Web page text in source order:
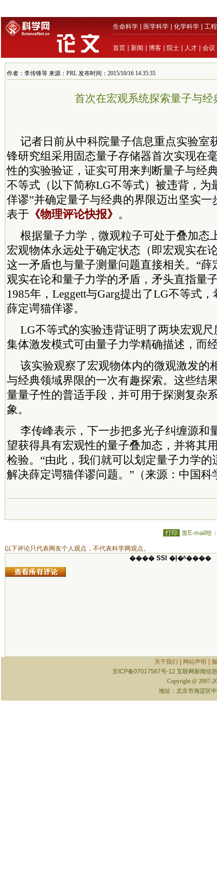
生命科学 医学科学 化学科学 工
首页 新闻 博客 院士 人才 会议
作者：李传锋等 来源：PRL 发布时间：2015/10/16 14:35:35
首次在宏观系统探索量子与经
记者日前从中科院量子信息重点实验室
锋研究组采用固态量子存储器首次实现在
性的实验验证，证实可用来判断量子与经
不等式（以下简称LG不等式）被违背，为
佯谬”并确定量子与经典的界限迈出坚实
表于 《物理评论快报》 。
根据量子力学，微观粒子可处于叠加态
宏观物体永远处于确定状态（即宏观实在
这一矛盾也与量子测量问题直接相关。“薛
观实在论和量子力学的矛盾，矛头直指量
1985年，Leggett与Garg提出了LG不等式
薛定谔猫佯谬。
LG不等式的实验违背证明了两块宏观
集体激发模式可由量子力学精确描述，而
该实验观察了宏观物体内的微观激发的
与经典领域界限的一次有趣探索。这些结
量量子性的普适手段，并可用于探测复杂
象。
李传峰表示，下一步把多光子纠缠源和
望获得具有宏观性的量子叠加态，并将其
检验。“由此，我们就可以划定量子力学
解决薛定谔猫佯谬问题。”（来源：中国科
打印 发E-mail给
以下评论只代表网友个人观点，不代表科学网观点。
���� SSI �ļ�ʱ����
关于我们 网站声明
京ICP备07017567号-12 互联网新闻信
Copyright @ 2007-
地址：北京市海淀区